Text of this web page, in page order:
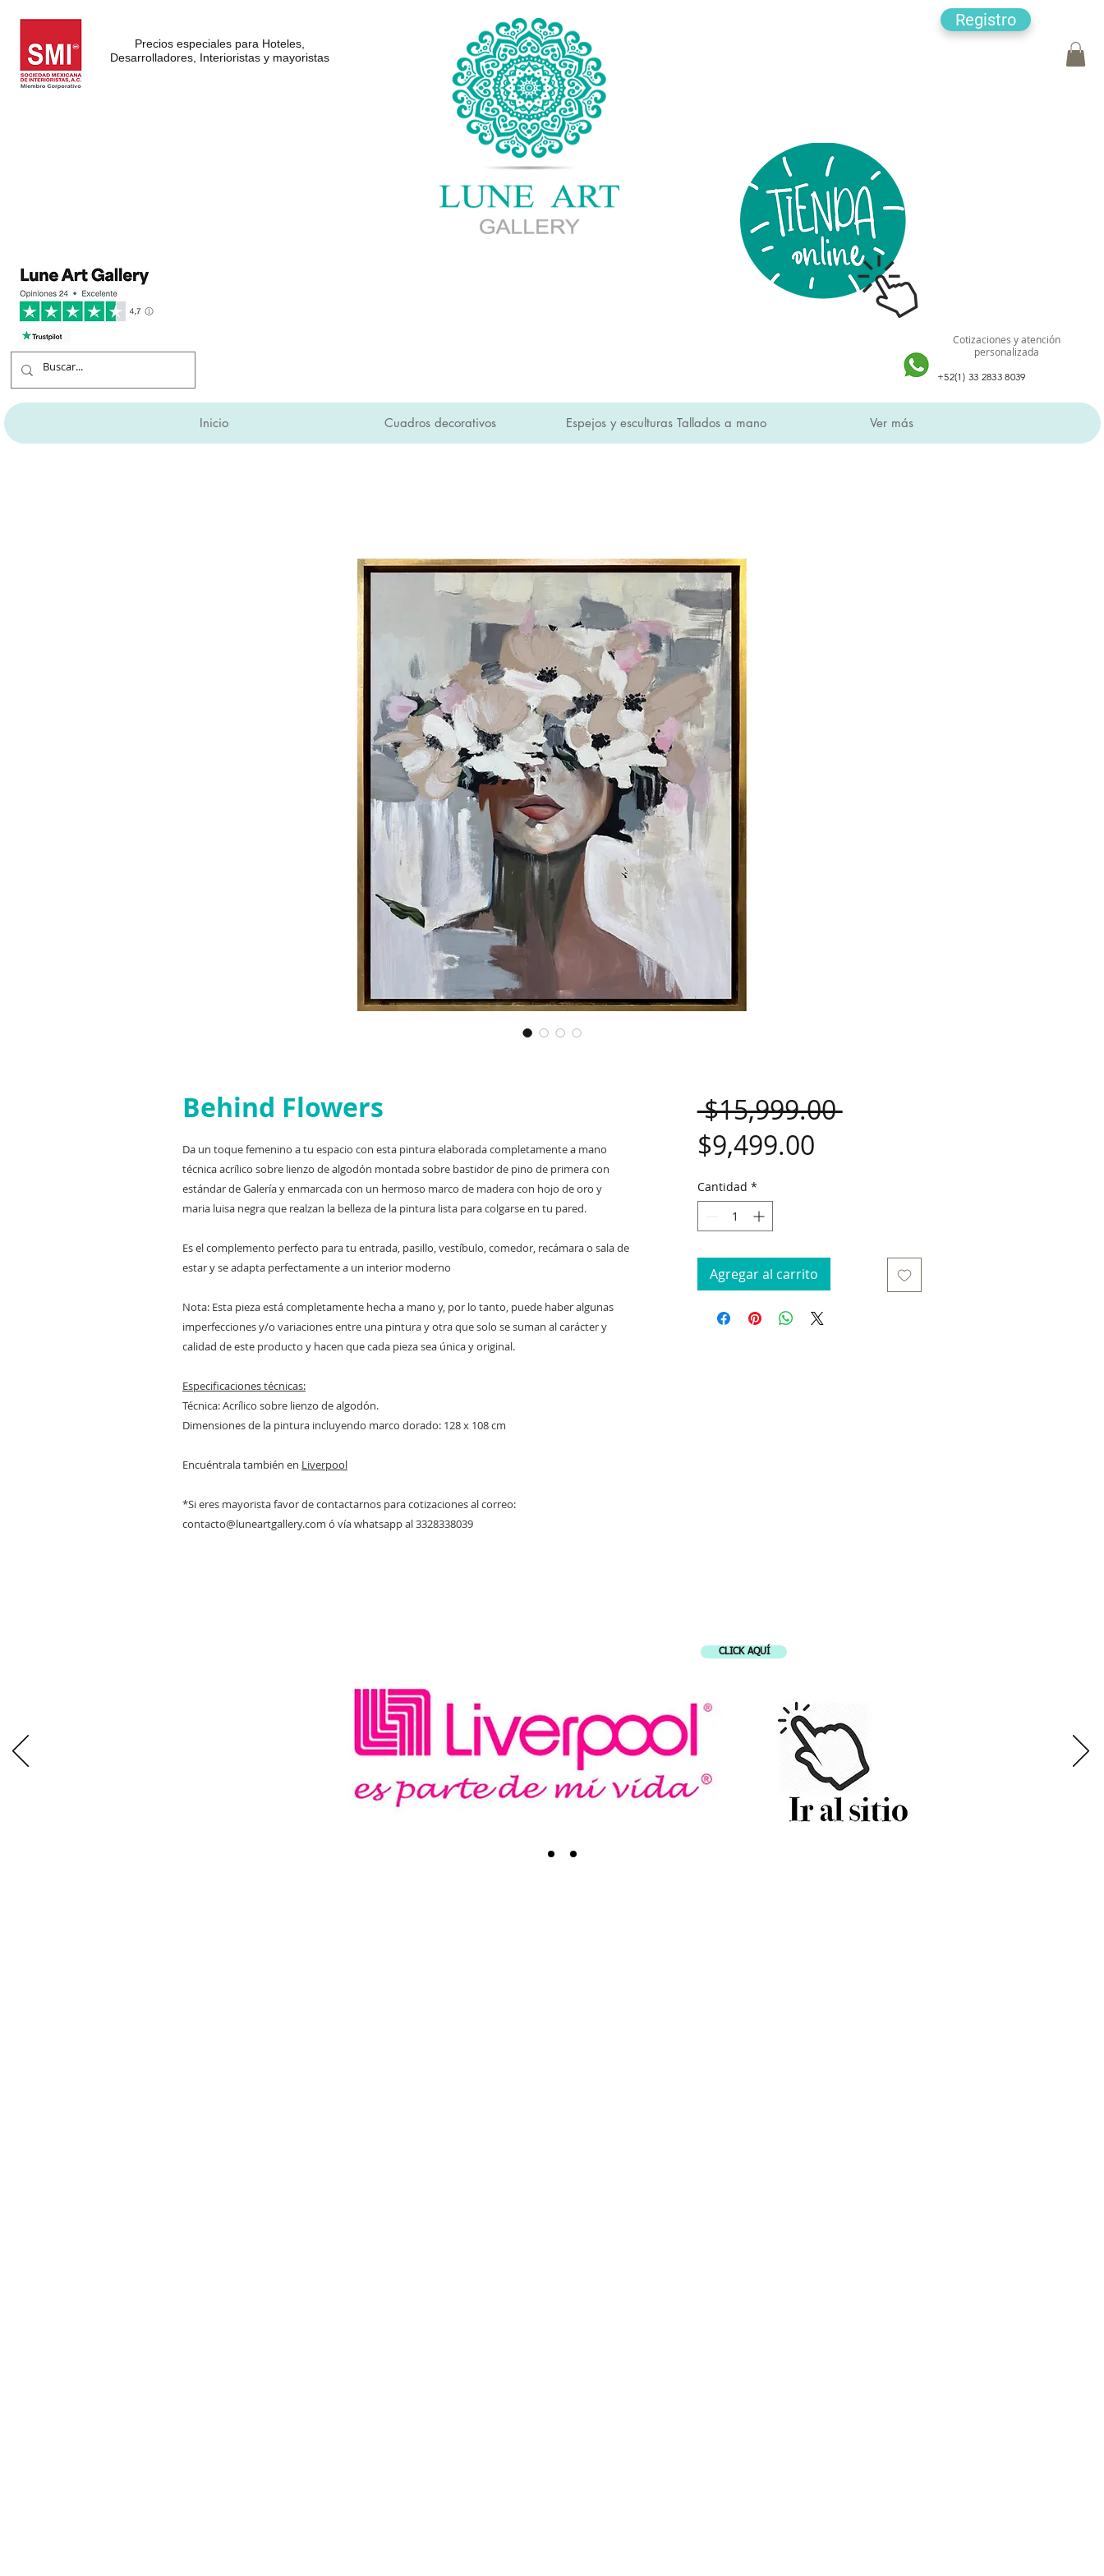
Precios especiales para Hoteles,
Desarrolladores, Interioristas y mayoristas
Registro
Cotizaciones y atención
personalizada
+52(1) 33 2833 8039
Inicio Cuadros decorativos Espejos y esculturas Tallados a mano Ver más
Behind Flowers
Da un toque femenino a tu espacio con esta pintura elaborada completamente a mano
técnica acrílico sobre lienzo de algodón montada sobre bastidor de pino de primera con
estándar de Galería y enmarcada con un hermoso marco de madera con hojo de oro y
maria luisa negra que realzan la belleza de la pintura lista para colgarse en tu pared.
Es el complemento perfecto para tu entrada, pasillo, vestíbulo, comedor, recámara o sala de
estar y se adapta perfectamente a un interior moderno
Nota: Esta pieza está completamente hecha a mano y, por lo tanto, puede haber algunas
imperfecciones y/o variaciones entre una pintura y otra que solo se suman al carácter y
calidad de este producto y hacen que cada pieza sea única y original.
Especificaciones técnicas:
Técnica: Acrílico sobre lienzo de algodón.
Dimensiones de la pintura incluyendo marco dorado: 128 x 108 cm
Encuéntrala también en Liverpool
*Si eres mayorista favor de contactarnos para cotizaciones al correo:
contacto@luneartgallery.com ó vía whatsapp al 3328338039
$15,999.00 Precio
$9,499.00Precio
Cantidad *
Agregar al carrito
CLICK AQUÍ